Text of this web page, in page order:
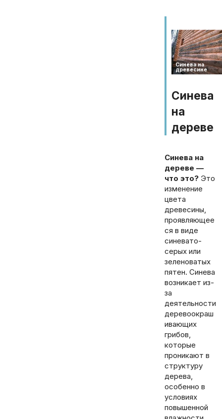
Синева
на
дереве
Синева на
дереве —
что это? Это
изменение
цвета
древесины,
проявляющее
ся в виде
синевато-
серых или
зеленоватых
пятен. Синева
возникает из-
за
деятельности
деревоокраш
ивающих
грибов,
которые
проникают в
структуру
дерева,
особенно в
условиях
повышенной